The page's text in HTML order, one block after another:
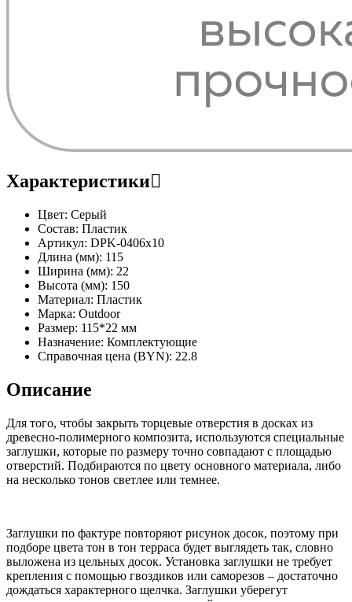
Характеристики
Цвет: Серый
Состав: Пластик
Артикул: DPK-0406x10
Длина (мм): 115
Ширина (мм): 22
Высота (мм): 150
Материал: Пластик
Марка: Outdoor
Размер: 115*22 мм
Назначение: Комплектующие
Справочная цена (BYN): 22.8
Описание
Для того, чтобы закрыть торцевые отверстия в досках из
древесно-полимерного композита, используются специальные
заглушки, которые по размеру точно совпадают с площадью
отверстий. Подбираются по цвету основного материала, либо
на несколько тонов светлее или темнее.
Заглушки по фактуре повторяют рисунок досок, поэтому при
подборе цвета тон в тон терраса будет выглядеть так, словно
выложена из цельных досок. Установка заглушки не требует
крепления с помощью гвоздиков или саморезов – достаточно
дождаться характерного щелчка. Заглушки уберегут